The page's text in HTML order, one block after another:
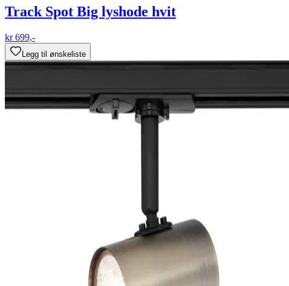
Track Spot Big lyshode hvit
kr 699,-
Legg til ønskeliste